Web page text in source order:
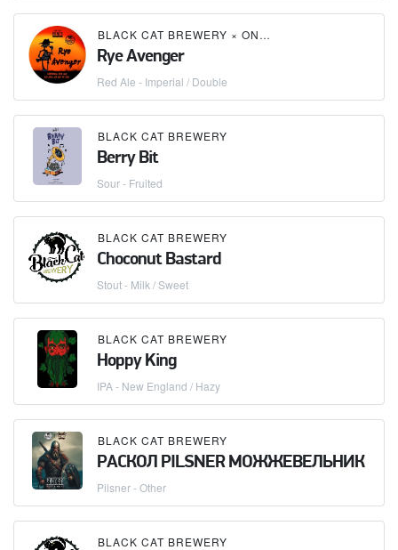
BLACK CAT BREWERY × ON THE BONES CONTRACT BREWERY
Rye Avenger
Red Ale - Imperial / Double
BLACK CAT BREWERY
Berry Bit
Sour - Fruited
BLACK CAT BREWERY
Choconut Bastard
Stout - Milk / Sweet
BLACK CAT BREWERY
Hoppy King
IPA - New England / Hazy
BLACK CAT BREWERY
РАСКОЛ PILSNER МОЖЖЕВЕЛЬНИК
Pilsner - Other
BLACK CAT BREWERY